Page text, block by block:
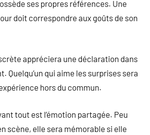
ses propres références. Une
doit correspondre aux goûts de son
appréciera une déclaration dans
Quelqu’un qui aime les surprises sera
hors du commun.
tout est l’émotion partagée. Peu
scène, elle sera mémorable si elle